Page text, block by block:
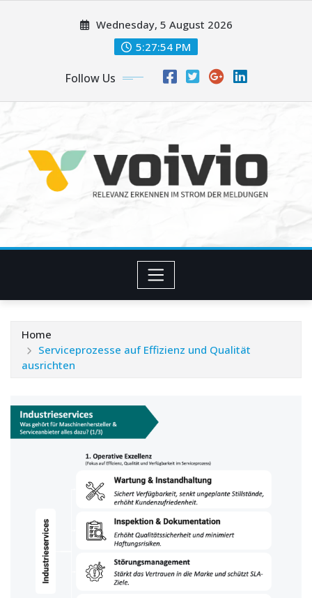
Wednesday, 5 August 2026
5:27:55 PM
Follow Us
Home
Serviceprozesse auf Effizienz und Qualität
ausrichten